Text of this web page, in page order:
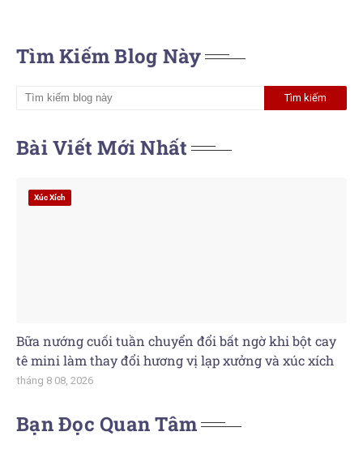
Tìm Kiếm Blog Này
Bài Viết Mới Nhất
Xúc Xích
Bữa nướng cuối tuần chuyển đổi bất ngờ khi bột cay
tê mini làm thay đổi hương vị lạp xưởng và xúc xích
tháng 8 08, 2026
Bạn Đọc Quan Tâm